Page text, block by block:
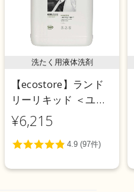
洗たく用液体洗剤
【ecostore】ランド
リーリキッド ＜ユー
カリ＞ 5L
¥6,215